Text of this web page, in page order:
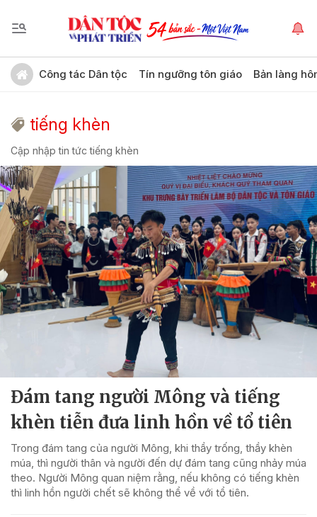
Công tác Dân tộc Tín ngưỡng tôn giáo Bản làng
tiếng khèn
Cập nhập tin tức tiếng khèn
Đám tang người Mông và tiếng
khèn tiễn đưa linh hồn về tổ tiên
Trong đám tang của người Mông, khi thầy trống, thầy khèn
múa, thì người thân và người đến dự đám tang cũng nhảy múa
theo. Người Mông quan niệm rằng, nếu không có tiếng khèn
thì linh hồn người chết sẽ không thể về với tổ tiên.